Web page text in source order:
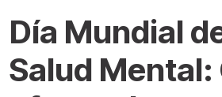
Día Mundial
Salud Mental: